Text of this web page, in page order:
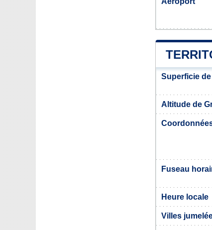
Superficie
Altitude de
Fuseau
Heure locale
Villes